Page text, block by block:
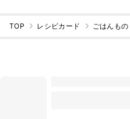
TOP レシピカード ごはんもの